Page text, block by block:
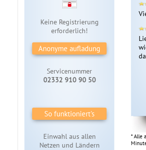
Keine Registrierung
erforderlich!
Anonyme aufladung
Servicenummer
02332 910 90 50
So funktioniert's
Einwahl aus allen
Netzen und Ländern
* Alle